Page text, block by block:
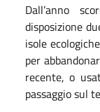
Dall’anno
disposizione
isole
per
recente, o
passaggio sul